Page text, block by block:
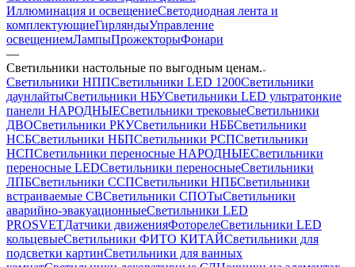
Иллюминация и освещениеСветодиодная лента и
комплектующиеГирляндыУправление
освещениемЛампыПрожекторыФонари
—
Светильники настольные по выгодным ценам.
Светильники НППСветильники LED 1200Светильники
даунлайтыСветильники НБУСветильники LED ультратонкие
панели НАРОДНЫЕСветильники трековыеСветильники
ДВОСветильники РКУСветильники НББСветильники
НСБСветильники НБПСветильники РСПСветильники
НСПСветильники переносные НАРОДНЫЕСветильники
переносные LEDСветильники переносныеСветильники
ЛПБСветильники ССПСветильники НПБСветильники
встраиваемые СВСветильники СПОТыСветильники
аварийно-эвакуационныеСветильники LED
PROSVETДатчики движенияФоторелеСветильники LED
кольцевыеСветильники ФИТО КИТАЙСветильники для
подсветки картинСветильники для ванных